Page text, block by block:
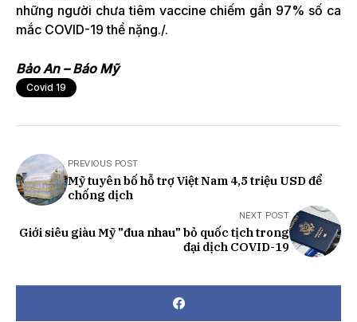
những người chưa tiêm vaccine chiếm gần 97% số ca
mắc COVID-19 thể nặng./.
Bảo An – Báo Mỹ
Covid 19
PREVIOUS POST
Mỹ tuyên bố hỗ trợ Việt Nam 4,5 triệu USD để
chống dịch
NEXT POST
Giới siêu giàu Mỹ "đua nhau" bỏ quốc tịch trong
đại dịch COVID-19